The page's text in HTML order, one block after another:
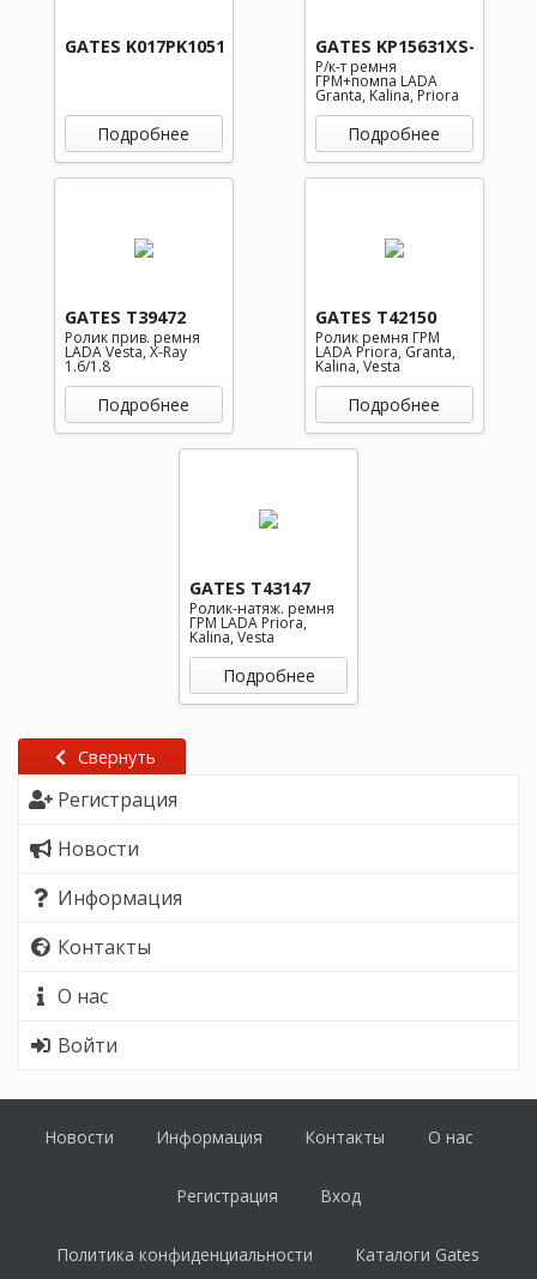
Свернуть
Регистрация
Новости
Информация
Контакты
О нас
Войти
GATES K017PK1051SF
Подробнее
GATES KP15631XS-1
Р/к-т ремня
ГРМ+помпа LADA
Granta, Kalina, Priora
Подробнее
GATES T39472
Ролик прив. ремня
LADA Vesta, X-Ray
1.6/1.8
Подробнее
GATES T42150
Ролик ремня ГРМ
LADA Priora, Granta,
Kalina, Vesta
Подробнее
GATES T43147
Ролик-натяж. ремня
ГРМ LADA Priora,
Kalina, Vesta
Подробнее
Новости Информация Контакты О нас
Регистрация Вход
Политика конфиденциальности Каталоги Gates